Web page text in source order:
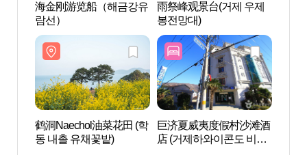
海金刚游览船（해금강유
람선）
雨祭峰观景台(거제 우제
봉전망대)
鹤洞Naechol油菜花田 (학
동 내촐 유채꽃밭)
巨济夏威夷度假村沙滩酒
店 (거제하와이콘도 비치